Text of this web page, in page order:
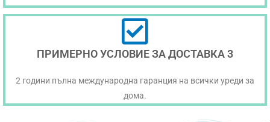
ПРИМЕРНО УСЛОВИЕ ЗА ДОСТАВКА 3
2 години пълна международна гаранция на всички уреди за
дома.